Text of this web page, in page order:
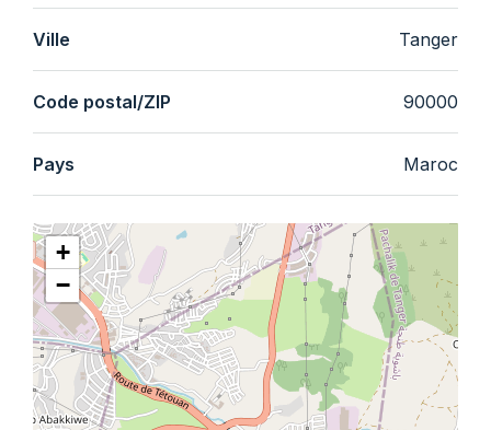
Ville Tanger
Code postal/ZIP 90000
Pays Maroc
+
−